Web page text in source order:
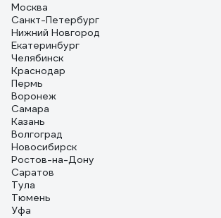
Москва
Санкт-Петербург
Нижний Новгород
Екатеринбург
Челябинск
Краснодар
Пермь
Воронеж
Самара
Казань
Волгоград
Новосибирск
Ростов-на-Дону
Саратов
Тула
Тюмень
Уфа